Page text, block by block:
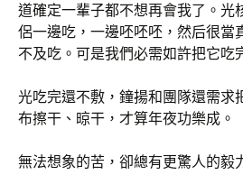
道確定一輩子都不想再會我了。光
侶一邊吃，一邊呸呸呸，然后很當
不及吃。可是我們必需如許把它吃
光吃完還不敷，鐘揚和團隊還需求
布擦干、晾干，才算年夜功樂成。
無法想象的苦，卻總有更驚人的毅